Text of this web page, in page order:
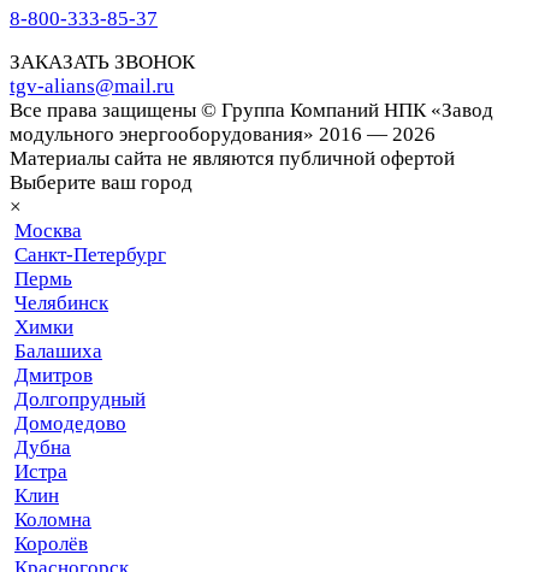
8-800-333-85-37
ЗАКАЗАТЬ ЗВОНОК
tgv-alians@mail.ru
Все права защищены © Группа Компаний НПК «Завод
модульного энергооборудования» 2016 — 2026
Материалы сайта не являются публичной офертой
Выберите ваш город
×
Москва
Санкт-Петербург
Пермь
Челябинск
Химки
Балашиха
Дмитров
Долгопрудный
Домодедово
Дубна
Истра
Клин
Коломна
Королёв